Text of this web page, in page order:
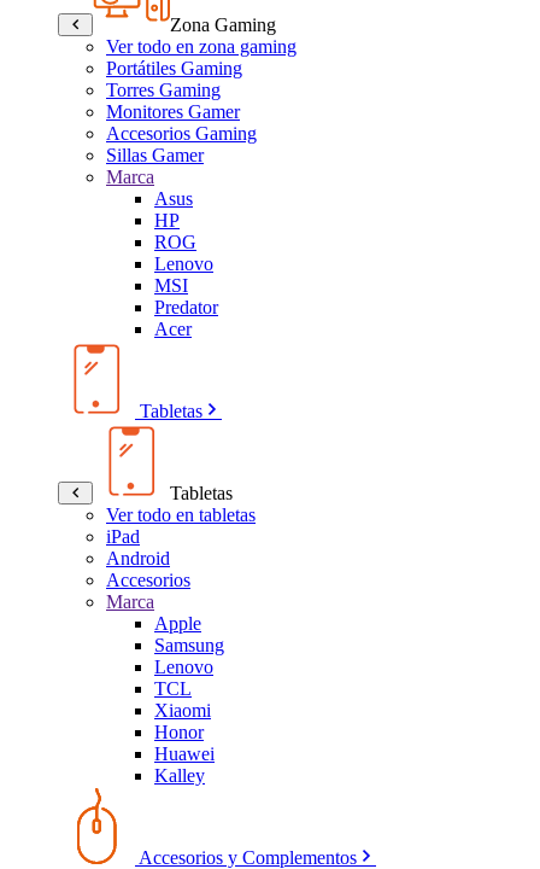
Zona Gaming
Ver todo en zona gaming
Portátiles Gaming
Torres Gaming
Monitores Gamer
Accesorios Gaming
Sillas Gamer
Marca
Asus
HP
ROG
Lenovo
MSI
Predator
Acer
Tabletas
Tabletas
Ver todo en tabletas
iPad
Android
Accesorios
Marca
Apple
Samsung
Lenovo
TCL
Xiaomi
Honor
Huawei
Kalley
Accesorios y Complementos